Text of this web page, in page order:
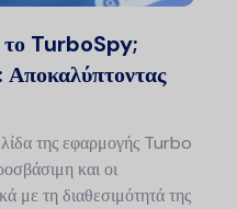
το TurboSpy;
της εφαρμογής Turbo
και οι
με τη διαθεσιμότητά της